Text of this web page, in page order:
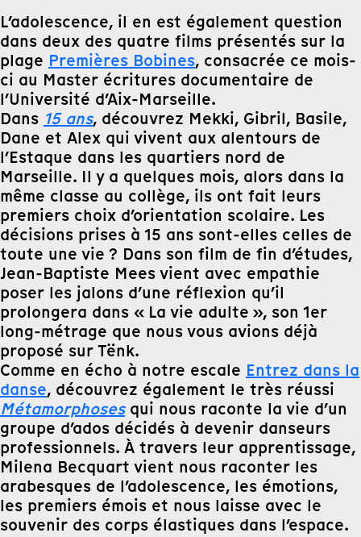
L’adolescence, il en est également question
dans deux des quatre films présentés sur la
plage Premières Bobines, consacrée ce mois-
ci au Master écritures documentaire de
l’Université d’Aix-Marseille.
Dans 15 ans, découvrez Mekki, Gibril, Basile,
Dane et Alex qui vivent aux alentours de
l’Estaque dans les quartiers nord de
Marseille. Il y a quelques mois, alors dans la
même classe au collège, ils ont fait leurs
premiers choix d’orientation scolaire. Les
décisions prises à 15 ans sont-elles celles de
toute une vie ? Dans son film de fin d’études,
Jean-Baptiste Mees vient avec empathie
poser les jalons d’une réflexion qu’il
prolongera dans « La vie adulte », son 1er
long-métrage que nous vous avions déjà
proposé sur Tënk.
Comme en écho à notre escale Entrez dans la
danse, découvrez également le très réussi
Métamorphosesqui nous raconte la vie d’un
groupe d’ados décidés à devenir danseurs
professionnels. À travers leur apprentissage,
Milena Becquart vient nous raconter les
arabesques de l’adolescence, les émotions,
les premiers émois et nous laisse avec le
souvenir des corps élastiques dans l’espace.